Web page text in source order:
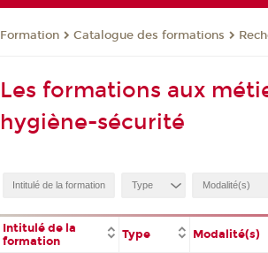
Formation Catalogue des formations
Les formations aux
hygiène-sécurité
Intitulé de la
formation
Type Modalité(s)